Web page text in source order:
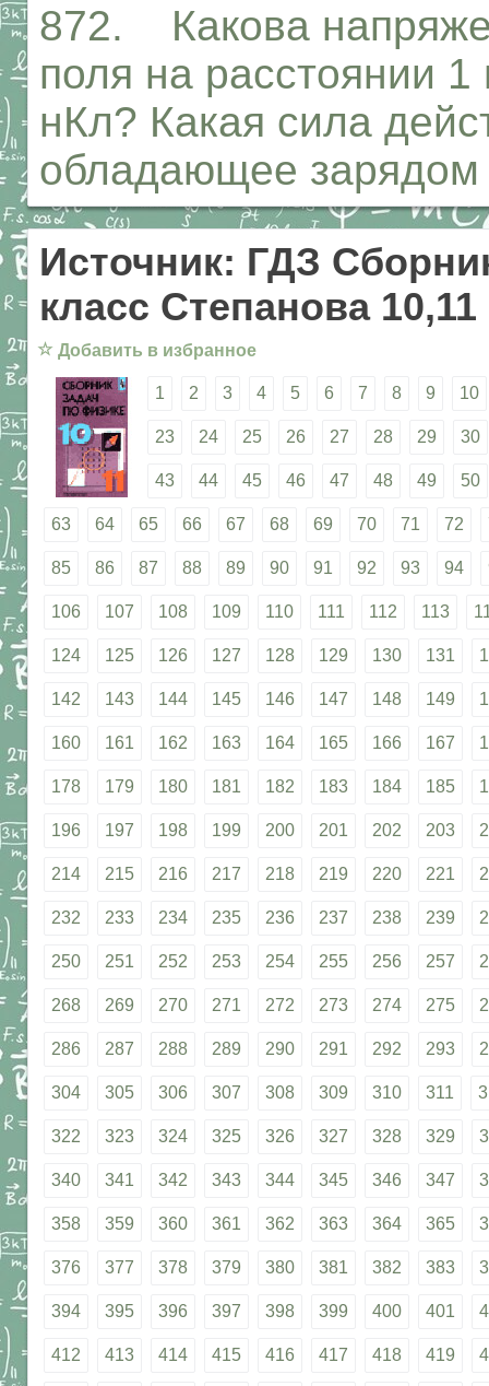
872. Какова
поля на расстоянии 1
нКл? Какая сила
обладающее
Источник: ГДЗ
класс Степанова 10,11
☆ Добавить в избранное
1 2 3 4 5 6 7 8 9 10
23 24 25 26 27 28 29 30
43 44 45 46 47 48 49 50
63 64 65 66 67 68 69 70 71 72
85 86 87 88 89 90 91 92 93 94
106 107 108 109 110 111 112 113
124 125 126 127 128 129 130 131
142 143 144 145 146 147 148 149
160 161 162 163 164 165 166 167
178 179 180 181 182 183 184 185
196 197 198 199 200 201 202 203
214 215 216 217 218 219 220 221
232 233 234 235 236 237 238 239
250 251 252 253 254 255 256 257
268 269 270 271 272 273 274 275
286 287 288 289 290 291 292 293
304 305 306 307 308 309 310 311
322 323 324 325 326 327 328 329
340 341 342 343 344 345 346 347
358 359 360 361 362 363 364 365
376 377 378 379 380 381 382 383
394 395 396 397 398 399 400 401
412 413 414 415 416 417 418 419